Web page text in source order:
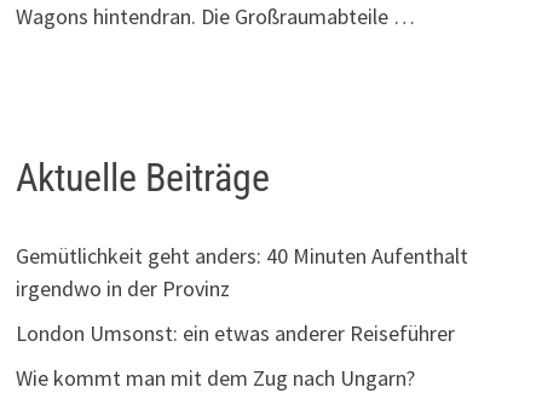
Wagons hintendran. Die Großraumabteile …
Aktuelle Beiträge
Gemütlichkeit geht anders: 40 Minuten Aufenthalt
irgendwo in der Provinz
London Umsonst: ein etwas anderer Reiseführer
Wie kommt man mit dem Zug nach Ungarn?